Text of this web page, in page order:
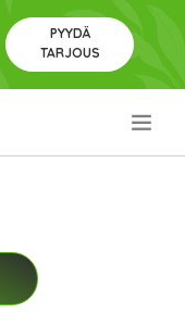
PYYDÄ
TARJOUS